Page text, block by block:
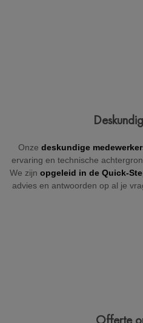
Onze deskundige
ervaring en technische
We zijn opgeleid in de Quick-
advies en antwoorden op al je
Offerte